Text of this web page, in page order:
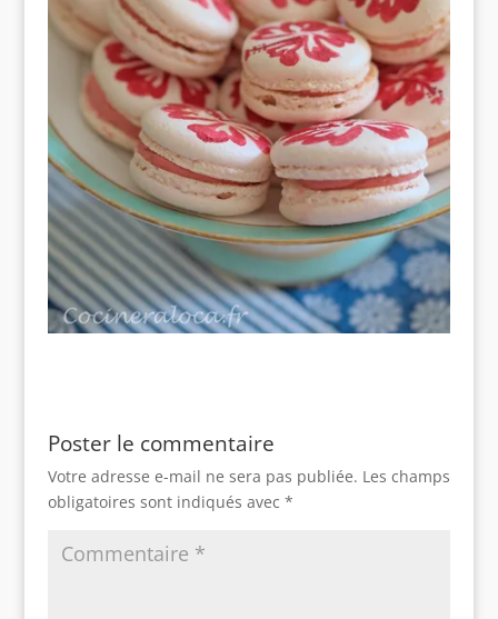
Poster le commentaire
Votre adresse e-mail ne sera pas publiée. Les champs
obligatoires sont indiqués avec *